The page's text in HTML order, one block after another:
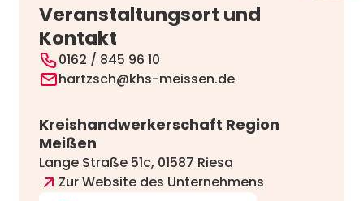
Veranstaltungsort und
Kontakt
0162 / 845 96 10
hartzsch@khs-meissen.de
Kreishandwerkerschaft Region
Meißen
Lange Straße 51c, 01587 Riesa
Zur Website des Unternehmens